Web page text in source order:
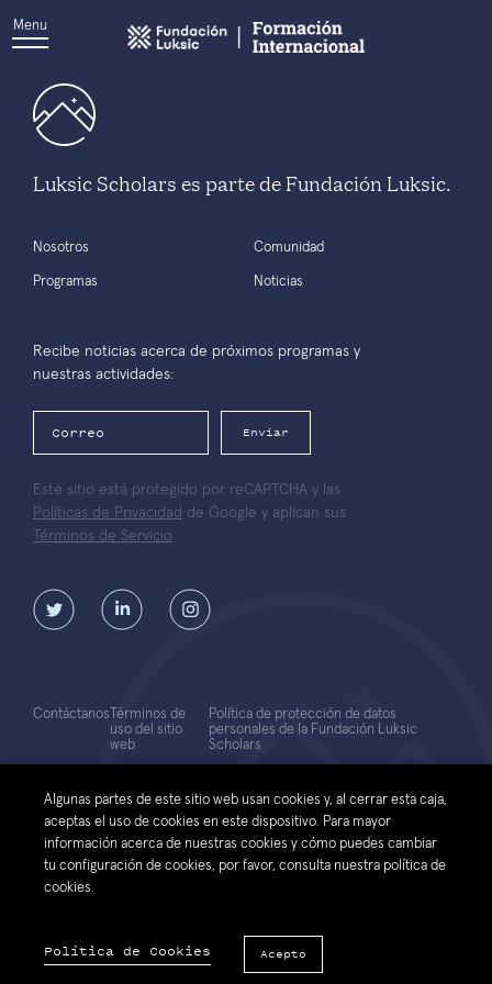
Menu
Luksic Scholars es parte de Fundación Luksic.
Nosotros
Programas
Comunidad
Noticias
Recibe noticias acerca de próximos programas y
nuestras actividades:
Enviar
Este sitio está protegido por reCAPTCHA y las
Políticas de Privacidad de Google y aplican sus
Términos de Servicio .
© 2026 Fundación Luksic Scholars. Todos los Derechos Reservados
Contáctanos Términos de
uso del sitio
web
Política de protección de datos
personales de la Fundación Luksic
Scholars
Algunas partes de este sitio web usan cookies y, al cerrar esta caja,
aceptas el uso de cookies en este dispositivo. Para mayor
información acerca de nuestras cookies y cómo puedes cambiar
tu configuración de cookies, por favor, consulta nuestra política de
cookies.
Política de Cookies Acepto